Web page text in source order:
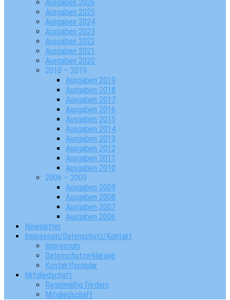
Ausgaben 2026
Ausgaben 2025
Ausgaben 2024
Ausgaben 2023
Ausgaben 2022
Ausgaben 2021
Ausgaben 2020
2010 – 2019
Ausgaben 2019
Ausgaben 2018
Ausgaben 2017
Ausgaben 2016
Ausgaben 2015
Ausgaben 2014
Ausgaben 2013
Ausgaben 2012
Ausgaben 2011
Ausgaben 2010
2006 – 2009
Ausgaben 2009
Ausgaben 2008
Ausgaben 2007
Ausgaben 2006
Newsletter
Impressum/Datenschutz/Kontakt
Impressum
Datenschutzerklärung
Kontaktformular
Mitgliedschaft
Regelmäßig fördern
Mitgliedschaft